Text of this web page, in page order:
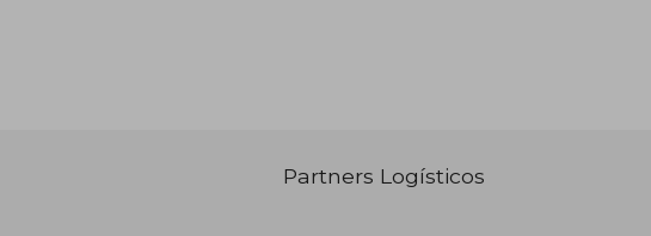
Partners Logísticos